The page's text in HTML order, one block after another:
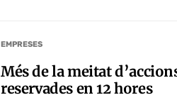
EMPRESES
Més de la meitat
reservades en 12 hores